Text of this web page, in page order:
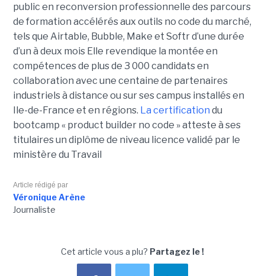
public en reconversion professionnelle des parcours
de formation accélérés aux outils no code du marché,
tels que Airtable, Bubble, Make et Softr d’une durée
d’un à deux mois Elle revendique la montée en
compétences de plus de 3 000 candidats en
collaboration avec une centaine de partenaires
industriels à distance ou sur ses campus installés en
Ile-de-France et en régions. La certification du
bootcamp « product builder no code » atteste à ses
titulaires un diplôme de niveau licence validé par le
ministère du Travail
Article rédigé par
Véronique Arène
Journaliste
Cet article vous a plu? Partagez le !